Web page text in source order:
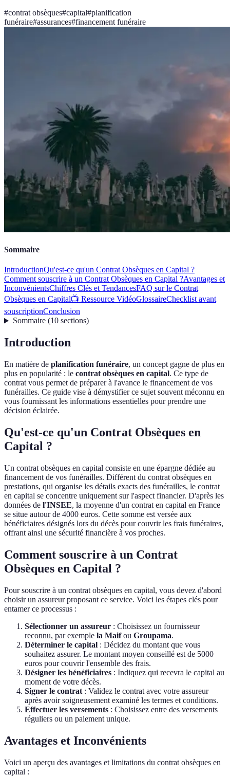
#contrat obsèques#capital#planification
funéraire#assurances#financement funéraire
Sommaire
IntroductionQu'est-ce qu'un Contrat Obsèques en Capital ?
Comment souscrire à un Contrat Obsèques en Capital ?Avantages et
InconvénientsChiffres Clés et TendancesFAQ sur le Contrat
Obsèques en Capital📺 Ressource VidéoGlossaireChecklist avant
souscriptionConclusion
Sommaire(10 sections)
Introduction
En matière de planification funéraire, un concept gagne de plus en
plus en popularité : le contrat obsèques en capital. Ce type de
contrat vous permet de préparer à l'avance le financement de vos
funérailles. Ce guide vise à démystifier ce sujet souvent méconnu en
vous fournissant les informations essentielles pour prendre une
décision éclairée.
Qu'est-ce qu'un Contrat Obsèques en
Capital ?
Un contrat obsèques en capital consiste en une épargne dédiée au
financement de vos funérailles. Différent du contrat obsèques en
prestations, qui organise les détails exacts des funérailles, le contrat
en capital se concentre uniquement sur l'aspect financier. D'après les
données de l'INSEE, la moyenne d'un contrat en capital en France
se situe autour de 4000 euros. Cette somme est versée aux
bénéficiaires désignés lors du décès pour couvrir les frais funéraires,
offrant ainsi une sécurité financière à vos proches.
Comment souscrire à un Contrat
Obsèques en Capital ?
Pour souscrire à un contrat obsèques en capital, vous devez d'abord
choisir un assureur proposant ce service. Voici les étapes clés pour
entamer ce processus :
Sélectionner un assureur : Choisissez un fournisseur
reconnu, par exemple la Maifou Groupama.
Déterminer le capital : Décidez du montant que vous
souhaitez assurer. Le montant moyen conseillé est de 5000
euros pour couvrir l'ensemble des frais.
Désigner les bénéficiaires : Indiquez qui recevra le capital au
moment de votre décès.
Signer le contrat : Validez le contrat avec votre assureur
après avoir soigneusement examiné les termes et conditions.
Effectuer les versements : Choisissez entre des versements
réguliers ou un paiement unique.
Avantages et Inconvénients
Voici un aperçu des avantages et limitations du contrat obsèques en
capital :